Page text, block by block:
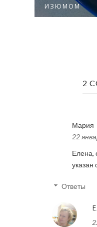
ИЗЮМОМ
2
Мария
22
Елена,
указан
Ответы